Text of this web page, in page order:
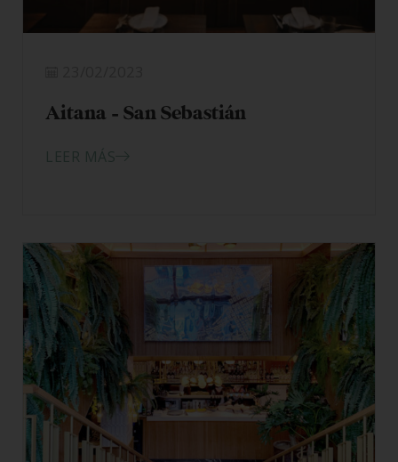
Aitana – San Sebastián
LEER MÁS